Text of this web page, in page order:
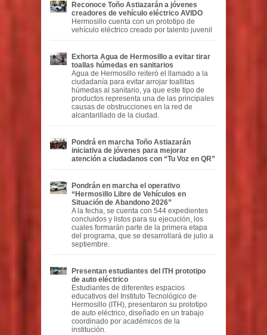
Reconoce Toño Astiazarán a jóvenes
creadores de vehículo eléctrico AVIDO
Hermosillo cuenta con un prototipo de
vehículo eléctrico creado por talento juvenil
Exhorta Agua de Hermosillo a evitar tirar
toallas húmedas en sanitarios
Agua de Hermosillo reiteró el llamado a la
ciudadanía para evitar arrojar toallitas
húmedas al sanitario, ya que este tipo de
productos representa una de las principales
causas de obstrucciones en la red de
alcantarillado de la ciudad.
Pondrá en marcha Toño Astiazarán
iniciativa de jóvenes para mejorar
atención a ciudadanos con “Tu Voz en QR”
Pondrán en marcha el operativo
“Hermosillo Libre de Vehículos en
Situación de Abandono 2026”
A la fecha, se cuenta con 544 expedientes
concluidos y listos para su ejecución, los
cuales formarán parte de la primera etapa
del programa, que se desarrollará de julio a
septiembre.
Presentan estudiantes del ITH prototipo
de auto eléctrico
Estudiantes de diferentes espacios
educativos del Instituto Tecnológico de
Hermosillo (ITH), presentaron su prototipo
de auto eléctrico, diseñado en un trabajo
coordinado por académicos de la
institución.